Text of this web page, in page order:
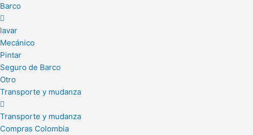
Barco
lavar
Mecánico
Pintar
Seguro de Barco
Otro
Transporte y mudanza
Transporte y mudanza
Compras Colombia